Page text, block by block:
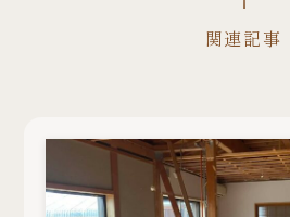
関連記事